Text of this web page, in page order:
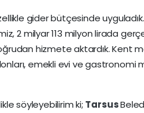
gider bütçesinde
2 milyar 113 milyon lirada
hizmete aktardık. Kent
emekli evi ve gastronomi
söyleyebilirim ki; Tarsus